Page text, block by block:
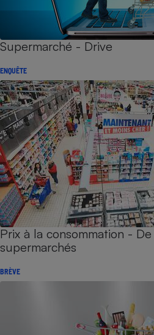
Supermarché - Drive
ENQUÊTE
Prix à la consommation -
supermarchés
BRÈVE